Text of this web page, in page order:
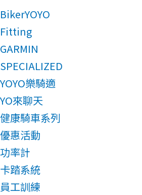
BikerYOYO
Fitting
GARMIN
SPECIALIZED
YOYO樂騎適
YO來聊天
健康騎車系列
優惠活動
功率計
卡踏系統
員工訓練